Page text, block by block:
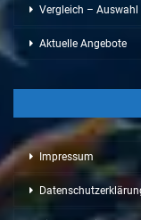
Vergleich – Auswahl
Aktuelle Angebote
Impressum